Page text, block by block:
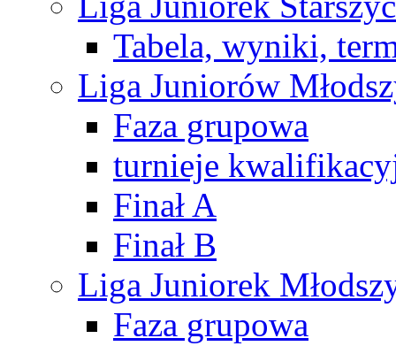
Tabela, wyniki,
Liga Juniorów
Faza grupowa
turnieje
Finał A
Finał B
Liga Juniorek
Faza grupowa